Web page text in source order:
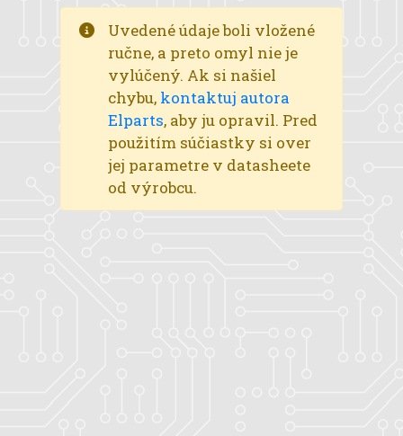
Uvedené údaje boli vložené
ručne, a preto omyl nie je
vylúčený. Ak si našiel
chybu, kontaktuj autora
Elparts, aby ju opravil. Pred
použitím súčiastky si over
jej parametre v datasheete
od výrobcu.